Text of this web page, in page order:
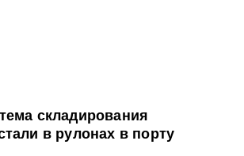
складирования
в рулонах в порту